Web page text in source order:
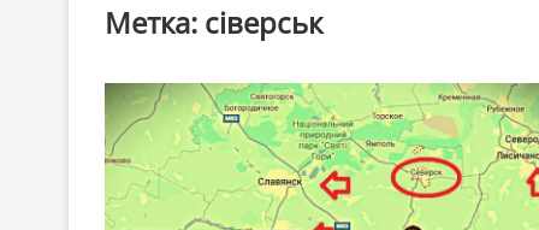
Метка: сіверськ